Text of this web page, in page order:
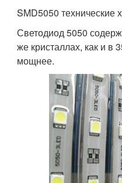
SMD5050 технические
Светодиод 5050
же кристаллах, как и в
мощнее.